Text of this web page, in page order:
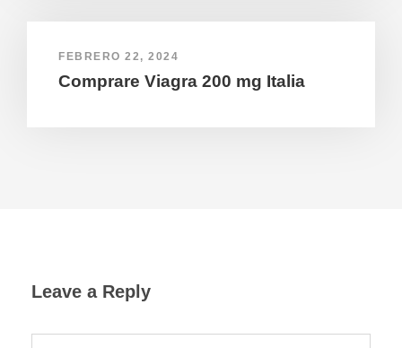
FEBRERO 22, 2024
Comprare Viagra 200 mg Italia
Leave a Reply